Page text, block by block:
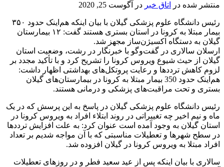
منتشر شده در اتاق خبر در آگوست 25, 2020
رئیس دانشگاه علوم پزشکی گیلان با بیان اینکه هم‌اینک حدود ۳۵۰
بیمار مبتلا به کرونا در استان بستری هستند گفت: ۱۲ بیمارستان
گیلان به دستگاه اکسیژن‌ساز مجهز شد.
ارسلان سالاری در گفت‌وگو با خبرنگار در رشت، وضعیت استان
گیلان از حیث شیوع ویروس کرونا را تشریح کرد و با تأکید مجدد بر
لزوم کاهش ترددها و رعایت پروتکل‌های بهداشتی اظهار داشت:
هم‌اینک حدود 350 بیمار مبتلا به کرونا در بیمارستان‌های گیلان
بستری و تحت مراقبت‌های پزشکی و درمانی هستند.
رئیس دانشگاه علوم پزشکی گیلان در پاسخ به این پرسش که در یک
ماه و نیم اخیر چه تغییراتی در روند ابتلاء افراد به ویروس کرونا در
استان گیلان به وجود آمده است عنوان کرد: به علت افزایش ترددها
در سطح شهرها و تعطیلات مناسبتی که با آن مواجه شدیم بر تعداد
افراد مبتلا به ویروس کرونا در گیلان افزوده شد.
سالاری با بیان اینکه پس از عید سعید فطر و در روزهای تعطیلات